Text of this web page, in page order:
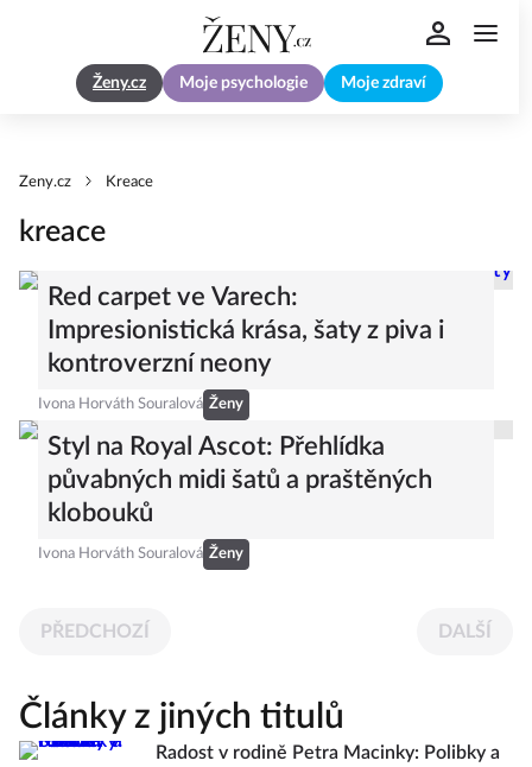
Ženy.cz Moje psychologie Moje zdraví
Zeny.cz Kreace
kreace
Red carpet ve Varech:
Impresionistická krása, šaty z piva i
kontroverzní neony
Ivona Horváth Souralová Ženy
Styl na Royal Ascot: Přehlídka
půvabných midi šatů a praštěných
klobouků
Ivona Horváth Souralová Ženy
PŘEDCHOZÍ DALŠÍ
Články z jiných titulů
Radost v rodině Petra Macinky: Polibky a